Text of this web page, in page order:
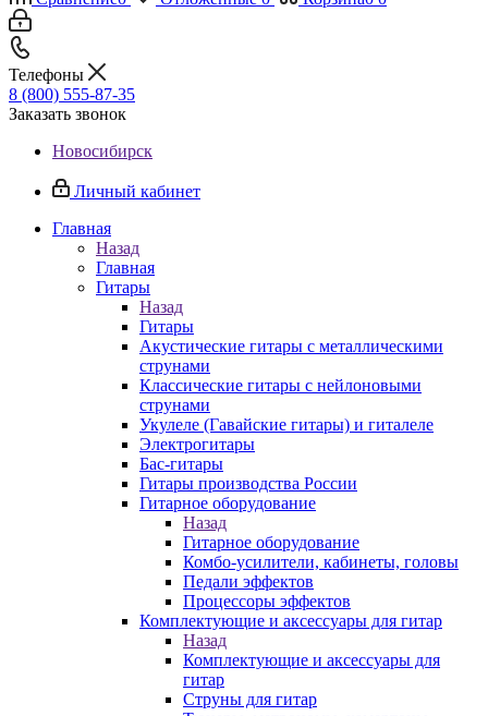
Телефоны
8 (800) 555-87-35
Заказать звонок
Новосибирск
Личный кабинет
Главная
Назад
Главная
Гитары
Назад
Гитары
Акустические гитары с металлическими
струнами
Классические гитары с нейлоновыми
струнами
Укулеле (Гавайские гитары) и гиталеле
Электрогитары
Бас-гитары
Гитары производства России
Гитарное оборудование
Назад
Гитарное оборудование
Комбо-усилители, кабинеты, головы
Педали эффектов
Процессоры эффектов
Комплектующие и аксессуары для гитар
Назад
Комплектующие и аксессуары для
гитар
Струны для гитар